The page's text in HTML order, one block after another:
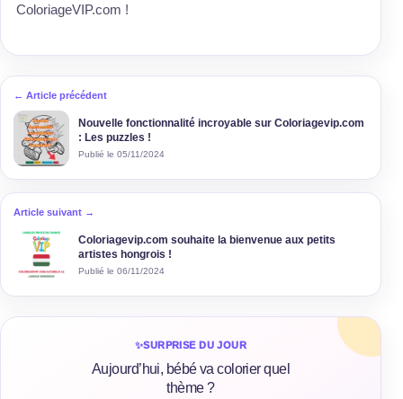
ColoriageVIP.com !
← Article précédent
Nouvelle fonctionnalité incroyable sur Coloriagevip.com
: Les puzzles !
Publié le 05/11/2024
Article suivant →
Coloriagevip.com souhaite la bienvenue aux petits
artistes hongrois !
Publié le 06/11/2024
✨SURPRISE DU JOUR
Aujourd’hui, bébé va colorier quel
thème ?